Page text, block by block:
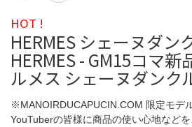
HOT !
HERMES シェーヌダン
HERMES - GM15コマ
ルメス シェーヌダンク
※MANOIRDUCAPUCIN.COM 限定モデ
YouTuberの皆様に商品の使い心地など